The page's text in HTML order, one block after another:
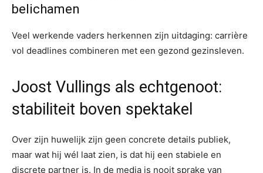
belichamen
Veel werkende vaders herkennen zijn uitdaging: carrière
vol deadlines combineren met een gezond gezinsleven.
Joost Vullings als echtgenoot:
stabiliteit boven spektakel
Over zijn huwelijk zijn geen concrete details publiek,
maar wat hij wél laat zien, is dat hij een stabiele en
discrete partner is. In de media is nooit sprake van